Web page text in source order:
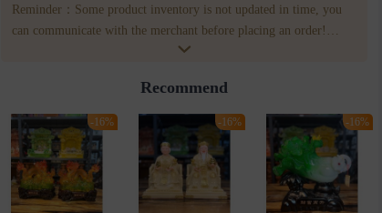
Reminder：Some product inventory is not updated in time, you
can communicate with the merchant before placing an order!
Recommend
-16% -16% -16%